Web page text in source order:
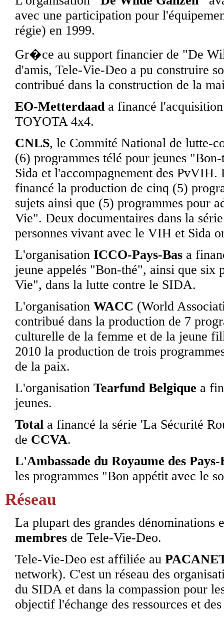
avec une participation pour
régie) en 1999.
Gr�ce au support financier de "De
d'amis, Tele-Vie-Deo a pu construire
contribué dans la construction de la
EO-Metterdaada financé
TOYOTA 4x4.
CNLS, le Commité National de lutte-
(6) programmes télé pour jeunes
Sida et l'accompagnement des
financé la production de cinq (5)
sujets ainsi que (5) programmes pour
Vie". Deux documentaires dans la
personnes vivant avec le VIH et Sida
L'organisation ICCO-Pays-Bas a
jeune appelés "Bon-thé", ainsi que six
Vie", dans la lutte contre le SIDA.
L'organisation WACC (World
contribué dans la production de 7
culturelle de la femme et de la jeune
2010 la production de trois
de la paix.
L'organisation Tearfund Belgique a
jeunes.
Total a financé la série 'La Sécurité
de CCVA.
L'Ambassade du Royaume des
les programmes "Bon appétit avec le
Réseau
La plupart des grandes dénominations
membres de Tele-Vie-Deo.
Tele-Vie-Deo est affiliée au
network). C'est un réseau des
du SIDA et dans la compassion pour
objectif l'échange des ressources et